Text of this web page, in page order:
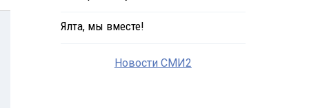
Ялта, мы вместе!
Новости СМИ2